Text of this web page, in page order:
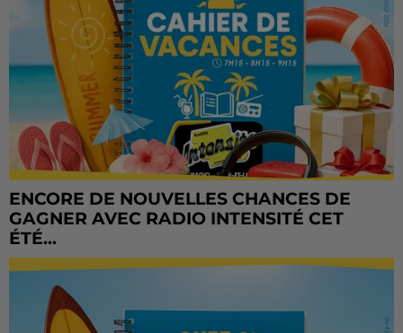
ENCORE DE NOUVELLES CHANCES DE
GAGNER AVEC RADIO INTENSITÉ CET
ÉTÉ...